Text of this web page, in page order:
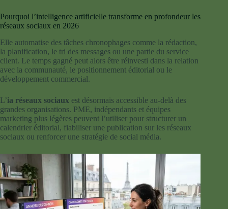
Pourquoi l’intelligence artificielle transforme en profondeur les
réseaux sociaux en 2026
Elle automatise des tâches chronophages comme la rédaction,
la planification, le tri des messages ou une partie du service
client. Le temps gagné peut alors être réinvesti dans la relation
avec la communauté, le positionnement éditorial ou le
développement commercial.
L’ia réseaux sociaux est désormais accessible au-delà des
grandes organisations. PME, indépendants et équipes
marketing plus légères peuvent l’utiliser pour structurer un
calendrier éditorial, fiabiliser une publication sur les réseaux
sociaux ou renforcer une stratégie de social média.